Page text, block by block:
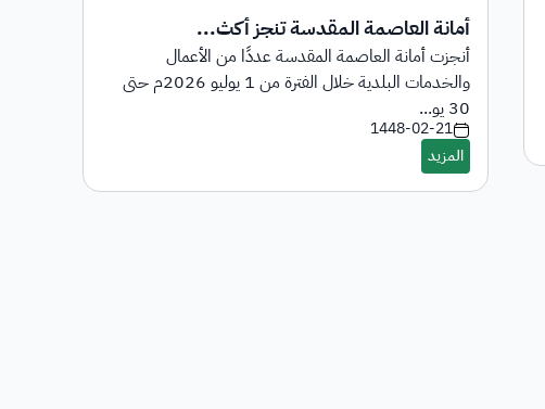
أمانة العاصمة المقدسة تنجز أكث...
أنجزت أمانة العاصمة المقدسة عددًا من الأعمال
والخدمات البلدية خلال الفترة من 1 يوليو 2026م حتى
30 يو...
1448-02-21